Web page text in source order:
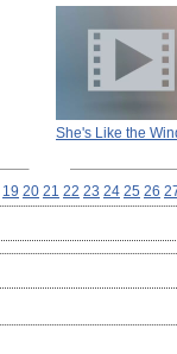
She's Like the
19 20 21 22 23 24 25 26